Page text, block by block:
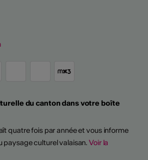
du canton dans votre boîte
quatre fois par année et vous informe
paysage culturel valaisan.Voir la